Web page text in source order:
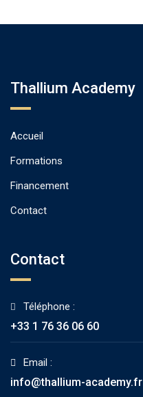
Thallium Academy
Accueil
Formations
Financement
Contact
Contact
Téléphone :
+33 1 76 36 06 60
Email :
info@thallium-academy.fr